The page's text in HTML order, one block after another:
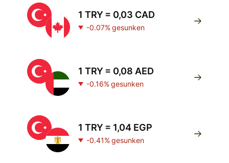
1 TRY = 0,03 CAD
-0.07% gesunken
1 TRY = 0,08 AED
-0.16% gesunken
1 TRY = 1,04 EGP
-0.41% gesunken